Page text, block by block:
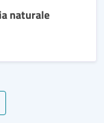
naturale